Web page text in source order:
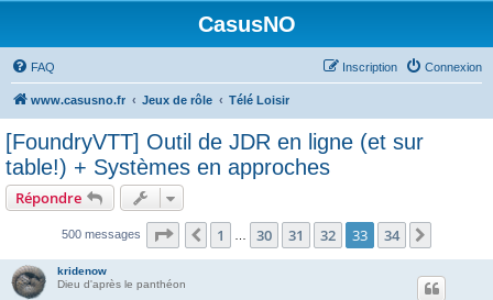
CasusNO
FAQ Connexion
Inscription
www.casusno.fr Jeux de rôle Télé Loisir
[FoundryVTT] Outil de JDR en ligne (et sur
table!) + Systèmes en approches
Répondre
500 messages Page 33 sur 34
Précédent
1 30 31 32 33 34
kridenow
Dieu d'après le panthéon